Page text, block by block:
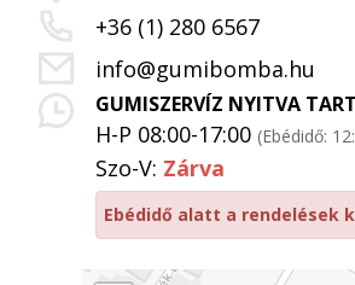
+36 (1) 280 6567
info@gumibomba.hu
GUMISZERVÍZ NYITVA
H-P 08:00-17:00 (Ebédidő:
Szo-V: Zárva
Ebédidő alatt a rendelések